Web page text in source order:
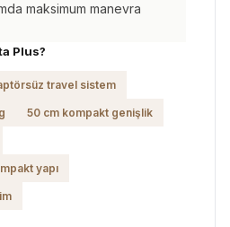
maksimum manevra
Plus?
travel sistem
50 cm kompakt genişlik
yapı